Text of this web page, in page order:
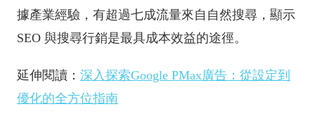
據產業經驗，有超過七成流量來自自然搜尋，顯示
SEO 與搜尋行銷是最具成本效益的途徑。
延伸閱讀： 深入探索Google PMax廣告：從設定到
優化的全方位指南